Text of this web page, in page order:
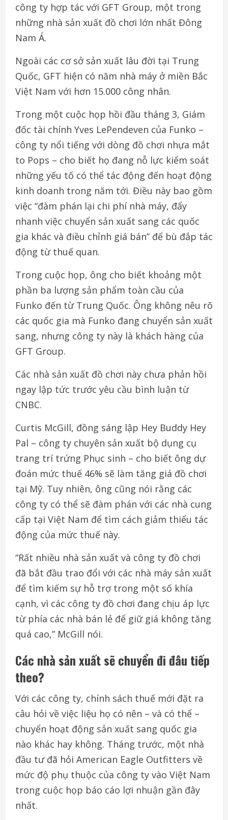
công ty hợp tác với GFT Group, một trong
những nhà sản xuất đồ chơi lớn nhất Đông
Nam Á.
Ngoài các cơ sở sản xuất lâu đời tại Trung
Quốc, GFT hiện có năm nhà máy ở miền Bắc
Việt Nam với hơn 15.000 công nhân.
Trong một cuộc họp hồi đầu tháng 3, Giám
đốc tài chính Yves LePendeven của Funko –
công ty nổi tiếng với dòng đồ chơi nhựa mắt
to Pops – cho biết họ đang nỗ lực kiểm soát
những yếu tố có thể tác động đến hoạt động
kinh doanh trong năm tới. Điều này bao gồm
việc “đàm phán lại chi phí nhà máy, đẩy
nhanh việc chuyển sản xuất sang các quốc
gia khác và điều chỉnh giá bán” để bù đắp tác
động từ thuế quan.
Trong cuộc họp, ông cho biết khoảng một
phần ba lượng sản phẩm toàn cầu của
Funko đến từ Trung Quốc. Ông không nêu rõ
các quốc gia mà Funko đang chuyển sản xuất
sang, nhưng công ty này là khách hàng của
GFT Group.
Các nhà sản xuất đồ chơi này chưa phản hồi
ngay lập tức trước yêu cầu bình luận từ
CNBC.
Curtis McGill, đồng sáng lập Hey Buddy Hey
Pal – công ty chuyên sản xuất bộ dụng cụ
trang trí trứng Phục sinh – cho biết ông dự
đoán mức thuế 46% sẽ làm tăng giá đồ chơi
tại Mỹ. Tuy nhiên, ông cũng nói rằng các
công ty có thể sẽ đàm phán với các nhà cung
cấp tại Việt Nam để tìm cách giảm thiểu tác
động của mức thuế này.
“Rất nhiều nhà sản xuất và công ty đồ chơi
đã bắt đầu trao đổi với các nhà máy sản xuất
để tìm kiếm sự hỗ trợ trong một số khía
cạnh, vì các công ty đồ chơi đang chịu áp lực
từ phía các nhà bán lẻ để giữ giá không tăng
quá cao,” McGill nói.
Các nhà sản xuất sẽ chuyển đi đâu tiếp
theo?
Với các công ty, chính sách thuế mới đặt ra
câu hỏi về việc liệu họ có nên – và có thể –
chuyển hoạt động sản xuất sang quốc gia
nào khác hay không. Tháng trước, một nhà
đầu tư đã hỏi American Eagle Outfitters về
mức độ phụ thuộc của công ty vào Việt Nam
trong cuộc họp báo cáo lợi nhuận gần đây
nhất.